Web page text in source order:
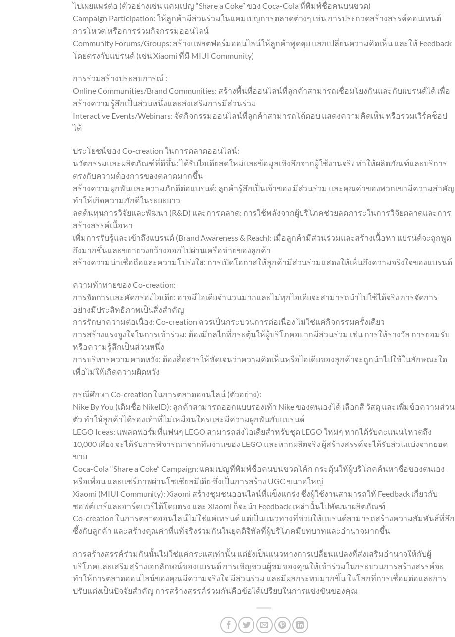
ไปเผยแพร่ต่อ (ตัวอย่างเช่น แคมเปญ “Share a Coke” ของ Coca-Cola ที่พิมพ์ชื่อคนบนขวด)
Campaign Participation: ให้ลูกค้ามีส่วนร่วมในแคมเปญการตลาดต่างๆ เช่น การประกวดสร้างสรรค์คอนเทนต์
การโหวต หรือการร่วมกิจกรรมออนไลน์
Community Forums/Groups: สร้างแพลตฟอร์มออนไลน์ให้ลูกค้าพูดคุย แลกเปลี่ยนความคิดเห็น และให้ Feedback
โดยตรงกับแบรนด์ (เช่น Xiaomi ที่มี MIUI Community)
การร่วมสร้างประสบการณ์ :
Online Communities/Brand Communities: สร้างพื้นที่ออนไลน์ที่ลูกค้าสามารถเชื่อมโยงกันและกับแบรนด์ได้ เพื่อ
สร้างความรู้สึกเป็นส่วนหนึ่งและส่งเสริมการมีส่วนร่วม
Interactive Events/Webinars: จัดกิจกรรมออนไลน์ที่ลูกค้าสามารถโต้ตอบ แสดงความคิดเห็น หรือร่วมเวิร์คช็อป
ได้
ประโยชน์ของ Co-creation ในการตลาดออนไลน์:
นวัตกรรมและผลิตภัณฑ์ที่ดีขึ้น: ได้รับไอเดียสดใหม่และข้อมูลเชิงลึกจากผู้ใช้งานจริง ทำให้ผลิตภัณฑ์และบริการ
ตรงกับความต้องการของตลาดมากขึ้น
สร้างความผูกพันและความภักดีต่อแบรนด์: ลูกค้ารู้สึกเป็นเจ้าของ มีส่วนร่วม และคุณค่าของพวกเขามีความสำคัญ
ทำให้เกิดความภักดีในระยะยาว
ลดต้นทุนการวิจัยและพัฒนา (R&D) และการตลาด: การใช้พลังจากผู้บริโภคช่วยลดภาระในการวิจัยตลาดและการ
สร้างสรรค์เนื้อหา
เพิ่มการรับรู้และเข้าถึงแบรนด์ (Brand Awareness & Reach): เมื่อลูกค้ามีส่วนร่วมและสร้างเนื้อหา แบรนด์จะถูกพูด
ถึงมากขึ้นและขยายวงกว้างออกไปผ่านเครือข่ายของลูกค้า
สร้างความน่าเชื่อถือและความโปร่งใส: การเปิดโอกาสให้ลูกค้ามีส่วนร่วมแสดงให้เห็นถึงความจริงใจของแบรนด์
ความท้าทายของ Co-creation:
การจัดการและคัดกรองไอเดีย: อาจมีไอเดียจำนวนมากและไม่ทุกไอเดียจะสามารถนำไปใช้ได้จริง การจัดการ
อย่างมีประสิทธิภาพเป็นสิ่งสำคัญ
การรักษาความต่อเนื่อง: Co-creation ควรเป็นกระบวนการต่อเนื่อง ไม่ใช่แค่กิจกรรมครั้งเดียว
การสร้างแรงจูงใจในการเข้าร่วม: ต้องมีกลไกที่กระตุ้นให้ผู้บริโภคอยากมีส่วนร่วม เช่น การให้รางวัล การยอมรับ
หรือความรู้สึกเป็นส่วนหนึ่ง
การบริหารความคาดหวัง: ต้องสื่อสารให้ชัดเจนว่าความคิดเห็นหรือไอเดียของลูกค้าจะถูกนำไปใช้ในลักษณะใด
เพื่อไม่ให้เกิดความผิดหวัง
กรณีศึกษา Co-creation ในการตลาดออนไลน์ (ตัวอย่าง):
Nike By You (เดิมชื่อ NikeID): ลูกค้าสามารถออกแบบรองเท้า Nike ของตนเองได้ เลือกสี วัสดุ และเพิ่มข้อความส่วน
ตัว ทำให้ลูกค้าได้รองเท้าที่ไม่เหมือนใครและมีความผูกพันกับแบรนด์
LEGO Ideas: แพลตฟอร์มที่แฟนๆ LEGO สามารถส่งไอเดียสำหรับชุด LEGO ใหม่ๆ หากได้รับคะแนนโหวตถึง
10,000 เสียง จะได้รับการพิจารณาจากทีมงานของ LEGO และหากผลิตจริง ผู้สร้างสรรค์จะได้รับส่วนแบ่งจากยอด
ขาย
Coca-Cola “Share a Coke” Campaign: แคมเปญที่พิมพ์ชื่อคนบนขวดโค้ก กระตุ้นให้ผู้บริโภคค้นหาชื่อของตนเอง
หรือเพื่อน และแชร์ภาพผ่านโซเชียลมีเดีย ซึ่งเป็นการสร้าง UGC ขนาดใหญ่
Xiaomi (MIUI Community): Xiaomi สร้างชุมชนออนไลน์ที่แข็งแกร่ง ซึ่งผู้ใช้งานสามารถให้ Feedback เกี่ยวกับ
ซอฟต์แวร์และฮาร์ดแวร์ได้โดยตรง และ Xiaomi ก็จะนำ Feedback เหล่านั้นไปพัฒนาผลิตภัณฑ์
Co-creation ในการตลาดออนไลน์ไม่ใช่แค่เทรนด์ แต่เป็นแนวทางที่ช่วยให้แบรนด์สามารถสร้างความสัมพันธ์ที่ลึก
ซึ้งกับลูกค้า และสร้างคุณค่าที่แท้จริงร่วมกันในยุคดิจิทัลที่ผู้บริโภคมีบทบาทและอำนาจมากขึ้น
การสร้างสรรค์ร่วมกันนั้นไม่ใช่แค่กระแสเท่านั้น แต่ยังเป็นแนวทางการเปลี่ยนแปลงที่ส่งเสริมอำนาจให้กับผู้
บริโภคและเสริมสร้างเอกลักษณ์ของแบรนด์ การเชิญชวนผู้ชมของคุณให้เข้าร่วมในกระบวนการสร้างสรรค์จะ
ทำให้การตลาดออนไลน์ของคุณมีความจริงใจ มีส่วนร่วม และมีผลกระทบมากขึ้น ในโลกที่การเชื่อมต่อและการ
ปรับแต่งเป็นปัจจัยสำคัญ การสร้างสรรค์ร่วมกันคือข้อได้เปรียบในการแข่งขันของคุณ